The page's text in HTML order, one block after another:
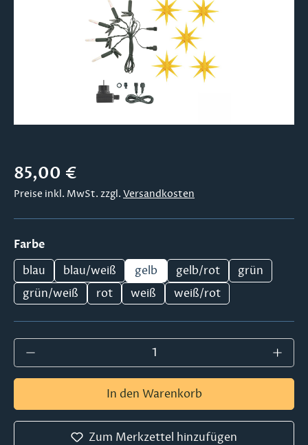
Regulärer Preis:
85,00 €
Preise inkl. MwSt. zzgl. Versandkosten
Farbeauswählen
blau
blau/weiß gelb gelb/rot
grün
grün/weiß
rot weiß weiß/rot
Produkt Anzahl: Gib den gewünschten
In den Warenkorb
Zum Merkzettel hinzufügen